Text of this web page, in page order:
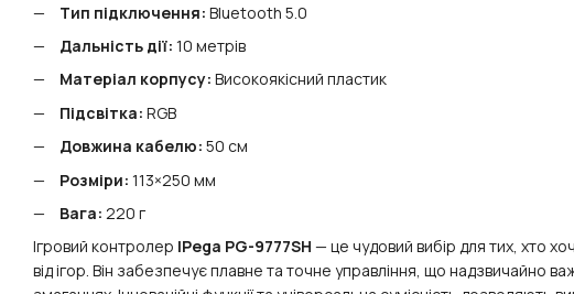
Тип підключення: Bluetooth 5.0
Дальність дії: 10 метрів
Матеріал корпусу: Високоякісний пластик
Підсвітка: RGB
Довжина кабелю: 50 см
Розміри: 113×250 мм
Вага: 220 г
Ігровий контролер IPega PG-9777SH — це чудовий вибір для тих, хто
від ігор. Він забезпечує плавне та точне управління, що надзвичайно